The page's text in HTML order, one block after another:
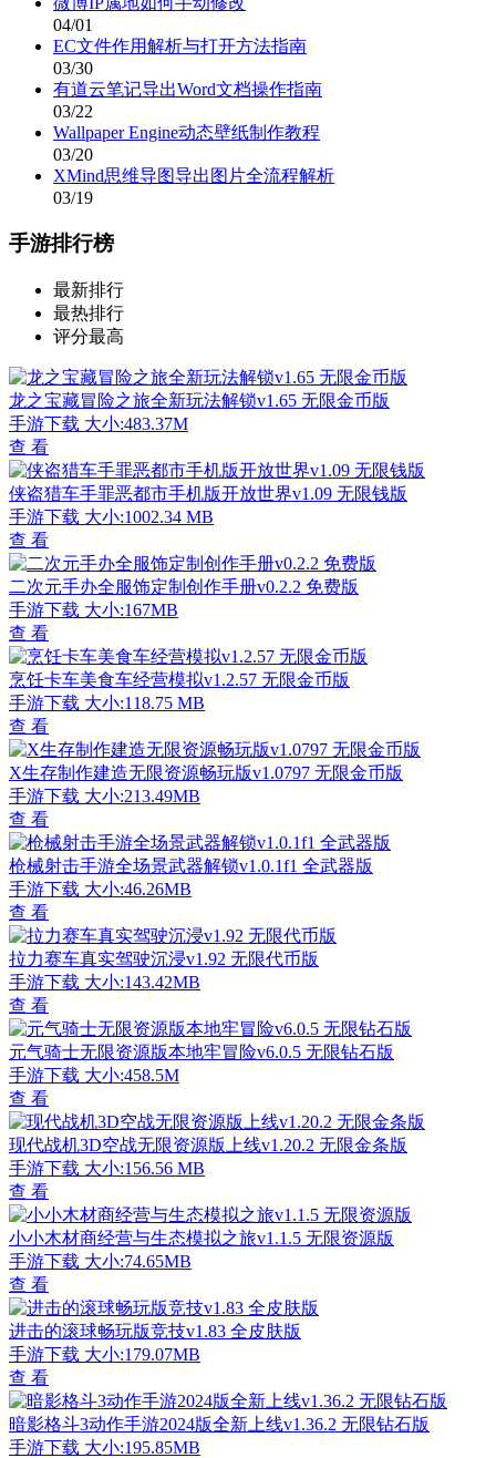
04/01
EC文件作用解析与打开方法指南
03/30
有道云笔记导出Word文档操作指南
03/22
Wallpaper Engine动态壁纸制作教程
03/20
XMind思维导图导出图片全流程解析
03/19
手游排行榜
最新排行
最热排行
评分最高
龙之宝藏冒险之旅全新玩法解锁v1.65 无限金币版
手游下载 大小:483.37M
查 看
侠盗猎车手罪恶都市手机版开放世界v1.09 无限钱版
手游下载 大小:1002.34 MB
查 看
二次元手办全服饰定制创作手册v0.2.2 免费版
手游下载 大小:167MB
查 看
烹饪卡车美食车经营模拟v1.2.57 无限金币版
手游下载 大小:118.75 MB
查 看
X生存制作建造无限资源畅玩版v1.0797 无限金币版
手游下载 大小:213.49MB
查 看
枪械射击手游全场景武器解锁v1.0.1f1 全武器版
手游下载 大小:46.26MB
查 看
拉力赛车真实驾驶沉浸v1.92 无限代币版
手游下载 大小:143.42MB
查 看
元气骑士无限资源版本地牢冒险v6.0.5 无限钻石版
手游下载 大小:458.5M
查 看
现代战机3D空战无限资源版上线v1.20.2 无限金条版
手游下载 大小:156.56 MB
查 看
小小木材商经营与生态模拟之旅v1.1.5 无限资源版
手游下载 大小:74.65MB
查 看
进击的滚球畅玩版竞技v1.83 全皮肤版
手游下载 大小:179.07MB
查 看
暗影格斗3动作手游2024版全新上线v1.36.2 无限钻石版
手游下载 大小:195.85MB